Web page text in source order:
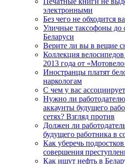
электронными
Без чего не обходится
Уличные таксофоны до
Беларуси
Верите ли вы в вещие
Коллекция
2013 года от
Иностранцы платят
наркологам
С чем у вас
Нужно ли
аккаунты будущего
сетях? Взгляд против
Должен ли
будущего работника в
Как уберечь
совершения
Как ищут нефть в